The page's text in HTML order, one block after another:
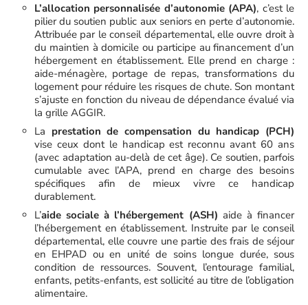
L’allocation personnalisée d’autonomie (APA), c’est le
pilier du soutien public aux seniors en perte d’autonomie.
Attribuée par le conseil départemental, elle ouvre droit à
du maintien à domicile ou participe au financement d’un
hébergement en établissement. Elle prend en charge :
aide-ménagère, portage de repas, transformations du
logement pour réduire les risques de chute. Son montant
s’ajuste en fonction du niveau de dépendance évalué via
la grille AGGIR.
La prestation de compensation du handicap (PCH)
vise ceux dont le handicap est reconnu avant 60 ans
(avec adaptation au-delà de cet âge). Ce soutien, parfois
cumulable avec l’APA, prend en charge des besoins
spécifiques afin de mieux vivre ce handicap
durablement.
L’aide sociale à l’hébergement (ASH) aide à financer
l’hébergement en établissement. Instruite par le conseil
départemental, elle couvre une partie des frais de séjour
en EHPAD ou en unité de soins longue durée, sous
condition de ressources. Souvent, l’entourage familial,
enfants, petits-enfants, est sollicité au titre de l’obligation
alimentaire.